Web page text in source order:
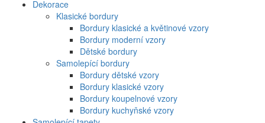
Dekorace
Klasické bordury
Bordury klasické a květinové vzory
Bordury moderní vzory
Dětské bordury
Samolepící bordury
Bordury dětské vzory
Bordury klasické vzory
Bordury koupelnové vzory
Bordury kuchyňské vzory